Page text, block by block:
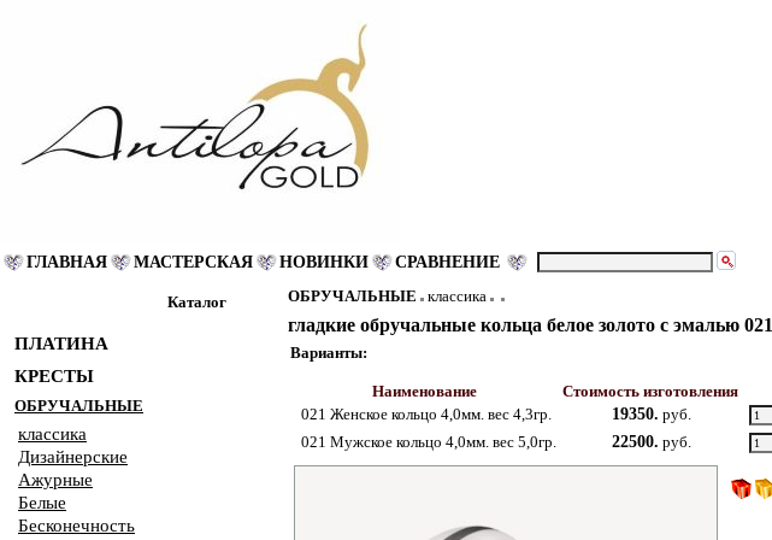
ГЛАВНАЯ МАСТЕРСКАЯ НОВИНКИ СРАВНЕНИЕ
Каталог
ПЛАТИНА
КРЕСТЫ
ОБРУЧАЛЬНЫЕ
классика
Дизайнерские
Ажурные
Белые
Бесконечность
ОБРУЧАЛЬНЫЕ классика
гладкие обручальные кольца белое золото с эмалью 021
Варианты:
Наименование Стоимость изготовления
021 Женское кольцо 4,0мм. вес 4,3гр.
19350. руб.
021 Мужское кольцо 4,0мм. вес 5,0гр.
22500. руб.